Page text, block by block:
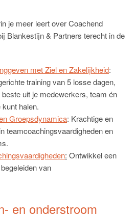
je meer leert over Coachend
Blankestijn & Partners terecht in de
met Ziel en Zakelijkheid:
training van 5 losse dagen,
uit je medewerkers, team én
halen.
Groepsdynamica: Krachtige en
teamcoachingsvaardigheden en
: Ontwikkel een
van
en onderstroom